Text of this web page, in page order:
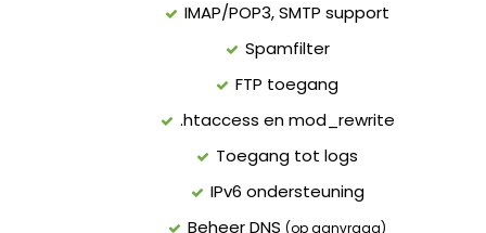
IMAP/POP3, SMTP support
Spamfilter
FTP toegang
.htaccess en mod_rewrite
Toegang tot logs
IPv6 ondersteuning
Beheer DNS(op aanvraag)